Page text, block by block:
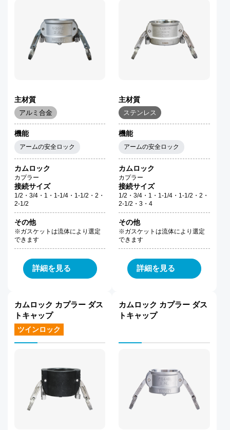
主材質
アルミ合金
機能
アームの安全ロック
カムロック
カプラー
接続サイズ
1/2・3/4・1・1-1/4・1-1/2・2・
2-1/2
その他
※ガスケットは流体により選定
できます
詳細を見る
主材質
ステンレス
機能
アームの安全ロック
カムロック
カプラー
接続サイズ
1/2・3/4・1・1-1/4・1-1/2・2・
2-1/2・3・4
その他
※ガスケットは流体により選定
できます
詳細を見る
カムロック カプラー ダス
トキャップ
ツインロック
カムロック カプラー ダス
トキャップ